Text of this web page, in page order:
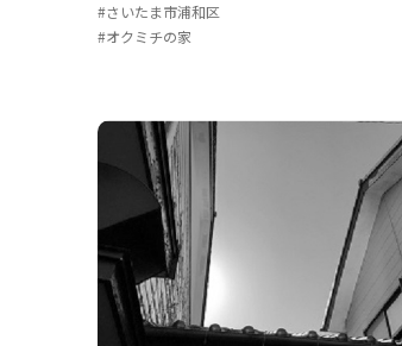
さいたま市浦和区
オクミチの家